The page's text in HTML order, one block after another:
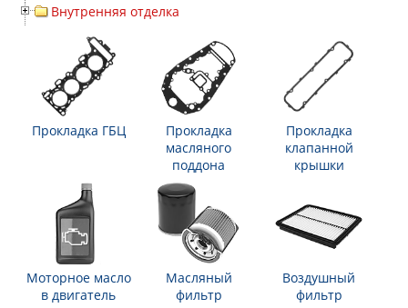
Внутренняя отделка
Прокладка ГБЦ
Прокладка
масляного
поддона
Прокладка
клапанной
крышки
Моторное масло
в двигатель
Масляный
фильтр
Воздушный
фильтр